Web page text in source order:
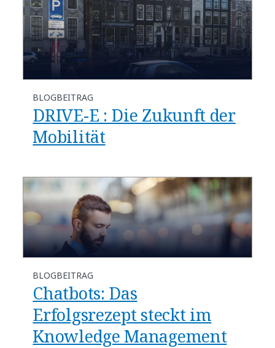
BLOGBEITRAG
DRIVE-E : Die Zukunft der
Mobilität
BLOGBEITRAG
Chatbots: Das
Erfolgsrezept steckt im
Knowledge Management